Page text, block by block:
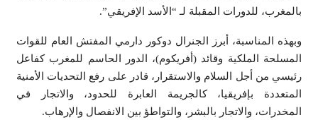
بالمغرب، للدورات المقبلة لـ “الأسد الإفريقي”.
وبهذه المناسبة، أبرز الجنرال دوكور دارمي المفتش العام للقوات
المسلحة الملكية وقائد (أفريكوم)، الدور الحاسم للمغرب كفاعل
رئيسي من أجل السلام والاستقرار، قادر على رفع التحديات الأمنية
المتعددة بإفريقيا، كالجريمة العابرة للحدود، والاتجار في
المخدرات، والاتجار بالبشر، والتواطؤ بين الانفصال والإرهاب.